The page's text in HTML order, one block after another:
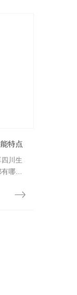
特点
川生
有哪
、过滤